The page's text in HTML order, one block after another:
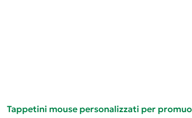
Tappetini mouse personalizzati per